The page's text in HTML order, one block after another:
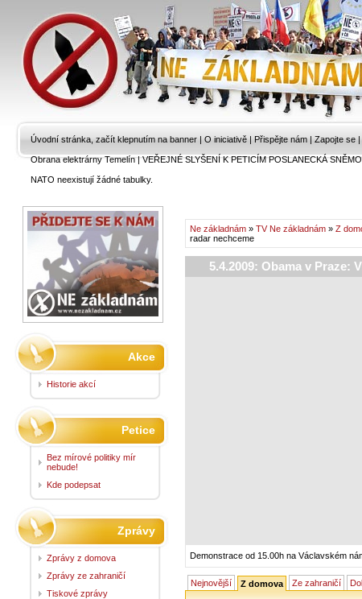
Úvodní stránka, začít klepnutím na banner | O iniciativě | Přispějte nám | Zapojte se |
Obrana elektrárny Temelín|VEŘEJNÉ SLYŠENÍ K PETICÍM POSLANECKÁ
NATO neexistují žádné tabulky.
Ne základnám » TV Ne základnám » Z
radar nechceme
5.4.2009: Obama v Praze:
Demonstrace od 15.00h na Václavském
Nejnovější Z domova Ze zahraničí
Akce
Historie akcí
Petice
Bez mírové politiky mír
nebude!
Kde podepsat
Zprávy
Zprávy z domova
Zprávy ze zahraničí
Tiskové zprávy